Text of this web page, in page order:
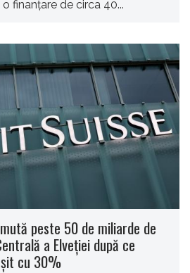
finanţare de circa 40...
peste 50 de miliarde de
a Elveţiei după ce
cu 30%